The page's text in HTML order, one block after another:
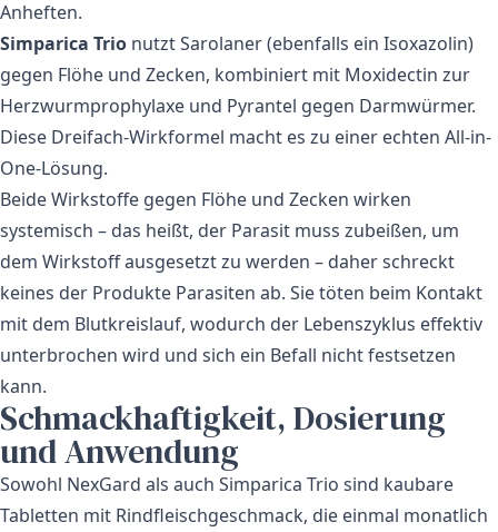
Anheften.
Simparica Trio nutzt Sarolaner (ebenfalls ein Isoxazolin)
gegen Flöhe und Zecken, kombiniert mit Moxidectin zur
Herzwurmprophylaxe und Pyrantel gegen Darmwürmer.
Diese Dreifach-Wirkformel macht es zu einer echten All-in-
One-Lösung.
Beide Wirkstoffe gegen Flöhe und Zecken wirken
systemisch – das heißt, der Parasit muss zubeißen, um
dem Wirkstoff ausgesetzt zu werden – daher schreckt
keines der Produkte Parasiten ab. Sie töten beim Kontakt
mit dem Blutkreislauf, wodurch der Lebenszyklus effektiv
unterbrochen wird und sich ein Befall nicht festsetzen
kann.
Schmackhaftigkeit, Dosierung
und Anwendung
Sowohl NexGard als auch Simparica Trio sind kaubare
Tabletten mit Rindfleischgeschmack, die einmal monatlich